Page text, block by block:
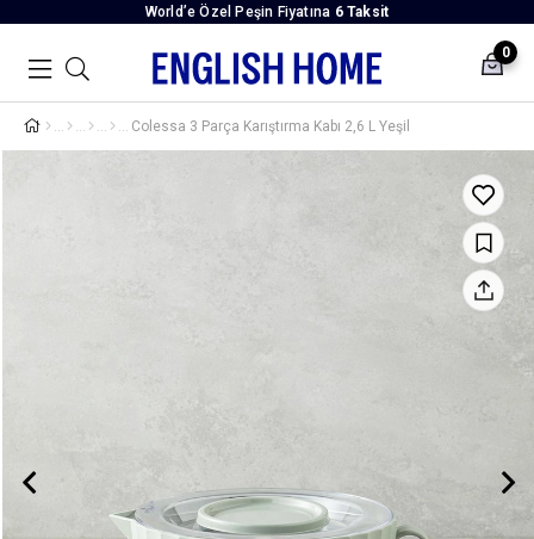
World’e Özel Peşin Fiyatına 6 Taksit
0
Colessa 3 Parça Karıştırma Kabı 2,6 L Yeşil